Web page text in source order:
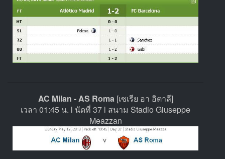
AC Milan - AS Roma [เซเรีย อา อิตาลี]
เวลา 01:45 น. l นัดที่ 37 l สนาม Stadio Giuseppe
Meazzan